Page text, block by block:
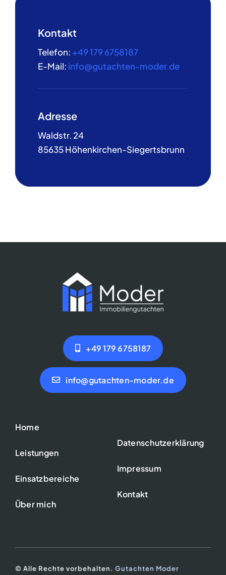
Kontakt
Telefon: +49 179 6758187
E-Mail: info@gutachten-moder.de
Adresse
Waldstr. 24
85635 Höhenkirchen-Siegertsbrunn
+49 179 6758187
info@gutachten-moder.de
Home
Leistungen
Einsatzbereiche
Über mich
Datenschutzerklärung
Impressum
Kontakt
© Alle Rechte vorbehalten. Gutachten Moder